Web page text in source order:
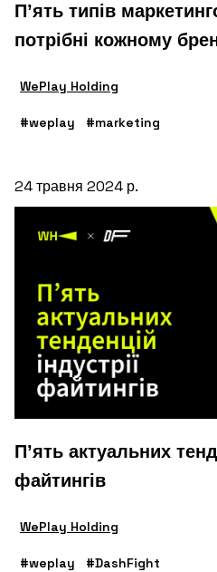
П’ять типів
потрібні кожному
WePlay Holding
#weplay #marketing
24 травня 2024 р.
П’ять актуальних
файтингів
WePlay Holding
#weplay #DashFight